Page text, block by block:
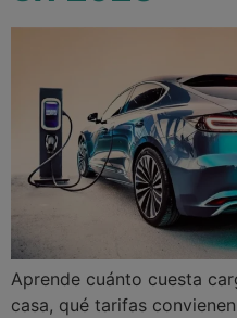
Aprende cuánto cuesta
casa, qué tarifas